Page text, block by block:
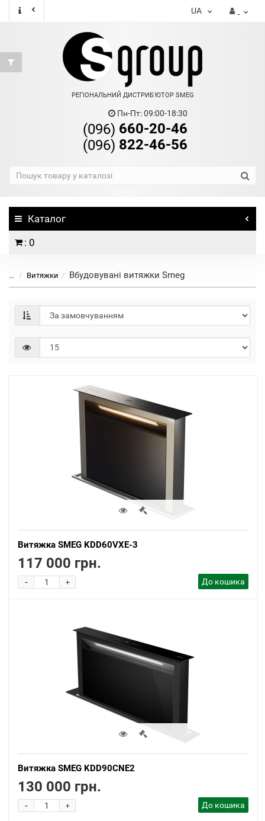
UA
РЕГІОНАЛЬНИЙ ДИСТРИБ'ЮТОР SMEG
Пн-Пт: 09:00-18:30
(096) 660-20-46
(096) 822-46-56
Каталог
: 0
... Витяжки Вбудовувані витяжки Smeg
Витяжка SMEG KDD60VXE-3
117 000 грн.
+
- До кошика
Витяжка SMEG KDD90CNE2
130 000 грн.
+
- До кошика